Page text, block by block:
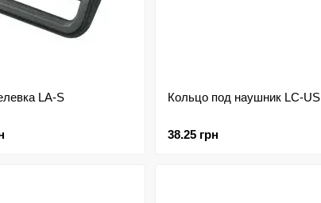
LA-S Кольцо под наушник LC-US
38.25 грн